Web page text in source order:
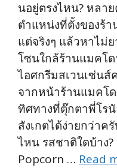
นอยู่ตรงไหน? หลา
ตำแหน่งที่ตั้งของร้
แต่จริงๆ แล้วหาไม่
โซนใกล้ร้านแมคโ
ไอศกรีมสเวนเซ่นส์
จากหน้าร้านแมคโ
ทิศทางที่ตุ๊กตาพี่โร
สังเกตได้ง่ายกว่า
ไหน รสชาติใดบ้าง
Popcorn … Read